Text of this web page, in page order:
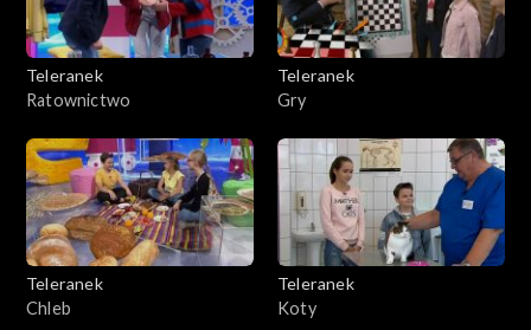
Teleranek
Ratownictwo
Teleranek
Gry
Teleranek
Chleb
Teleranek
Koty